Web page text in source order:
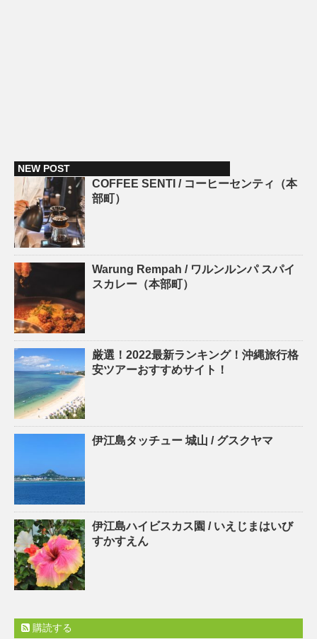
NEW POST
COFFEE SENTI / コーヒーセンティ（本
部町）
Warung Rempah / ワルンルンパ スパイ
スカレー（本部町）
厳選！2022最新ランキング！沖縄旅行格
安ツアーおすすめサイト！
伊江島タッチュー 城山 / グスクヤマ
伊江島ハイビスカス園 / いえじまはいび
すかすえん
購読する